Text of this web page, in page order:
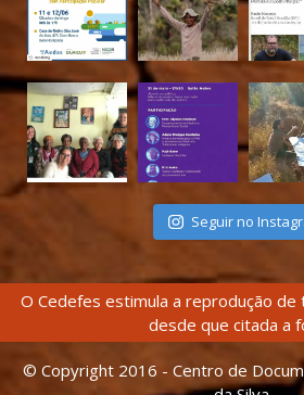
Seguir no
O Cedefes estimula a reprodução
desde que citada a
© Copyright 2016 - Centro de